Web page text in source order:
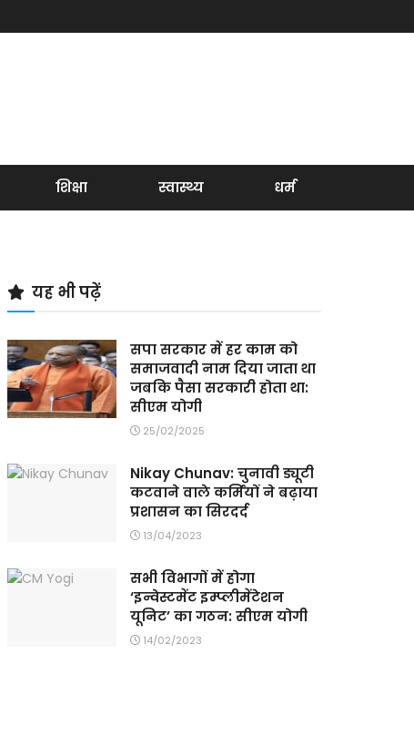
शिक्षा स्वास्थ्य धर्म
यह भी पढ़ें
सपा सरकार में हर काम को
समाजवादी नाम दिया जाता था
जबकि पैसा सरकारी होता था:
सीएम योगी
25/02/2025
Nikay Chunav: चुनावी ड्यूटी
कटवाने वाले कर्मियों ने बढ़ाया
प्रशासन का सिरदर्द
13/04/2023
सभी विभागों में होगा
‘इन्वेस्टमेंट इम्प्लीमेंटेशन
यूनिट’ का गठन: सीएम योगी
14/02/2023